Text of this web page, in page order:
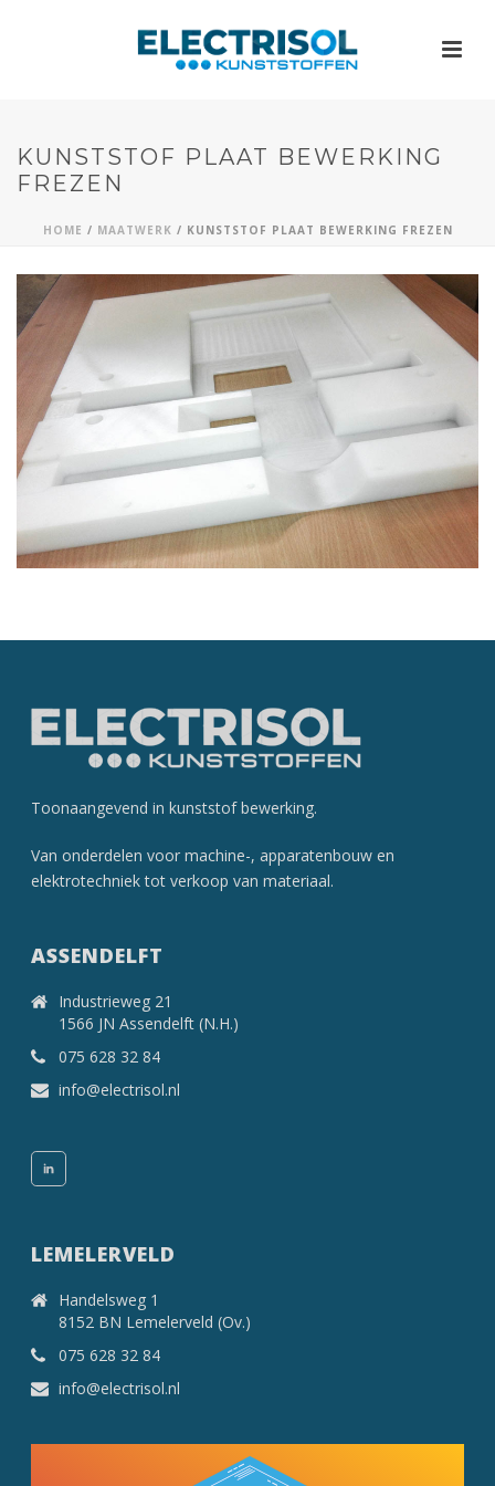
KUNSTSTOF PLAAT BEWERKING
FREZEN
HOME / MAATWERK / KUNSTSTOF PLAAT BEWERKING FREZEN
Toonaangevend in kunststof­ bewerking.
Van onderdelen voor machine-, apparatenbouw en
elektrotechniek tot verkoop van materiaal.
ASSENDELFT
Industrieweg 21
1566 JN Assendelft (N.H.)
075 628 32 84
info@electrisol.nl
LEMELERVELD
Handelsweg 1
8152 BN Lemelerveld (Ov.)
075 628 32 84
info@electrisol.nl